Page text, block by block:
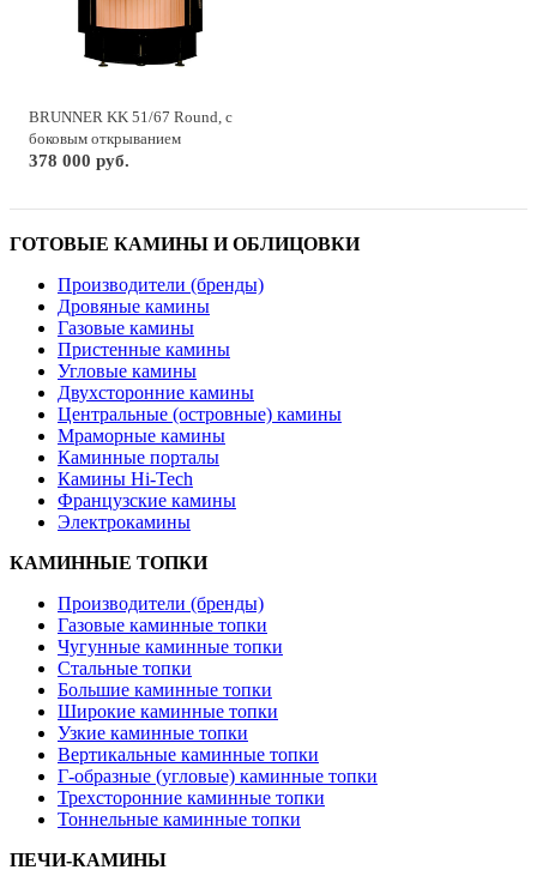
BRUNNER KK 51/67 Round, с
боковым открыванием
378 000 руб.
ГОТОВЫЕ КАМИНЫ И ОБЛИЦОВКИ
Производители (бренды)
Дровяные камины
Газовые камины
Пристенные камины
Угловые камины
Двухсторонние камины
Центральные (островные) камины
Мраморные камины
Каминные порталы
Камины Hi-Tech
Французские камины
Электрокамины
КАМИННЫЕ ТОПКИ
Производители (бренды)
Газовые каминные топки
Чугунные каминные топки
Стальные топки
Большие каминные топки
Широкие каминные топки
Узкие каминные топки
Вертикальные каминные топки
Г-образные (угловые) каминные топки
Трехсторонние каминные топки
Тоннельные каминные топки
ПЕЧИ-КАМИНЫ